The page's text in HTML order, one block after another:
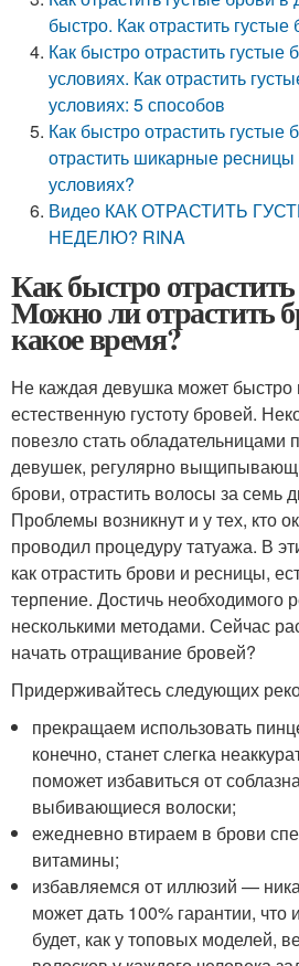
быстро. Как отрастить густые
Как быстро отрастить
условиях. Как отрастить
условиях: 5 способов
Как быстро отрастить
отрастить шикарные
условиях?
Видео КАК ОТРАСТИТЬ
НЕДЕЛЮ? RINA
Как быстро
Можно ли отрастить
какое время?
Не каждая девушка может быстро
естественную густоту бровей.
повезло стать
девушек, регулярно
брови, отрастить волосы за семь
Проблемы возникнут и у тех, кто
проводил процедуру татуажа. В
как отрастить брови и ресницы,
терпение. Достичь необходимого
несколькими методами. Сейчас
начать отращивание бровей?
Придерживайтесь следующих
прекращаем использовать
конечно, станет слегка
поможет избавиться от
выбивающиеся волоски;
ежедневно втираем в брови
витамины;
избавляемся от иллюзий —
может дать 100% гарантии, что
будет, как у топовых моделей,